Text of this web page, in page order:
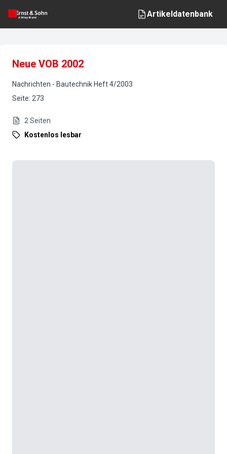
Artikeldatenbank
Neue VOB 2002
Nachrichten - Bautechnik Heft4/2003
Seite: 273
2 Seiten
Kostenlos lesbar